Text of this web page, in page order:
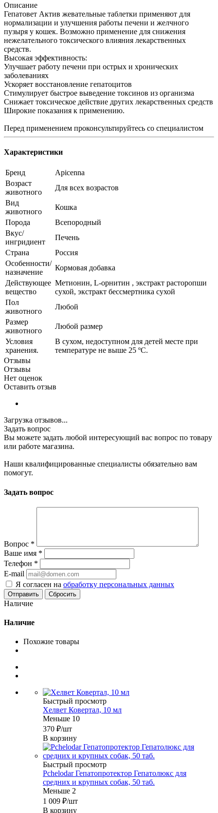
Описание
Гепатовет Актив жевательные таблетки применяют для
нормализации и улучшения работы печени и желчного
пузыря у кошек. Возможно применение для снижения
нежелательного токсического влияния лекарственных
средств.
Высокая эффективность:
Улучшает работу печени при острых и хронических
заболеваниях
Ускоряет восстановление гепатоцитов
Стимулирует быстрое выведение токсинов из организма
Снижает токсическое действие других лекарственных средств
Широкие показания к применению.
Перед применением проконсультируйтесь со специалистом
Характеристики
Бренд
Apicenna
Возраст
животного
Для всех возрастов
Вид
животного
Кошка
Порода
Всепородный
Вкус/
ингридиент
Печень
Страна
Россия
Особенности/
назначение
Кормовая добавка
Действующее
вещество
Метионин, L-орнитин , экстракт расторопши
сухой, экстракт бессмертника сухой
Пол
животного
Любой
Размер
животного
Любой размер
Условия
хранения.
В сухом, недоступном для детей месте при
температуре не выше 25 ºС.
Отзывы
Отзывы
Нет оценок
Оставить отзыв
Загрузка отзывов...
Задать вопрос
Вы можете задать любой интересующий вас вопрос по товару
или работе магазина.
Наши квалифицированные специалисты обязательно вам
помогут.
Задать вопрос
Вопрос *
Ваше имя *
Телефон *
E-mail
Я согласен на обработку персональных данных
Сбросить
Наличие
Наличие
Похожие товары
Быстрый просмотр
Хелвет Ковертал, 10 мл
Меньше 10
370 ₽/шт
В корзину
Быстрый просмотр
Pchelodar Гепатопротектор Гепатолюкс для
средних и крупных собак, 50 таб.
Меньше 2
1 009 ₽/шт
В корзину